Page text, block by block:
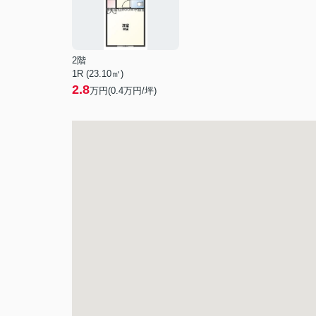
2階
1R (23.10㎡)
2.8万円(0.4万円/坪)